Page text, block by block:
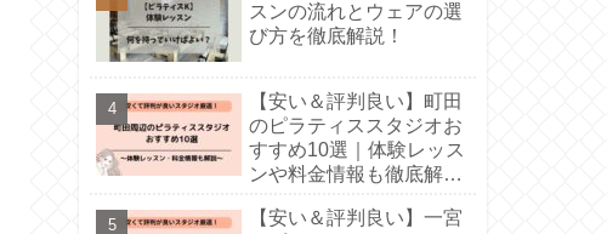
スンの流れとウェアの選
び方を徹底解説！
【安い＆評判良い】町田
のピラティススタジオお
すすめ10選｜体験レッス
ンや料金情報も徹底解
【安い＆評判良い】一宮